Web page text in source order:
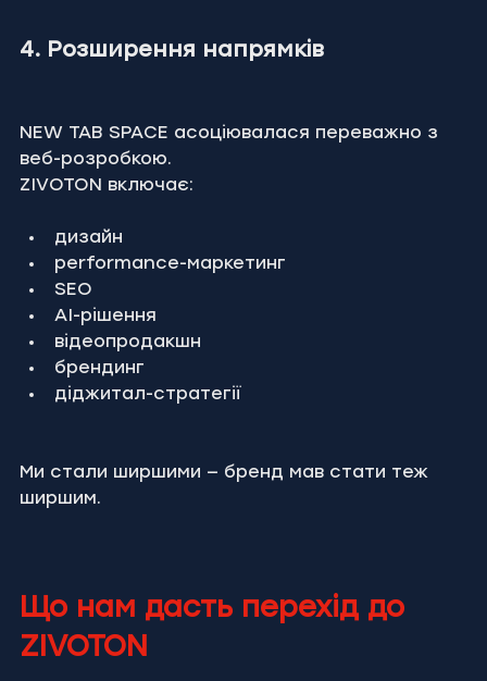
4. Розширення напрямків
NEW TAB SPACE асоціювалася переважно з
веб-розробкою.
ZIVOTON включає:
дизайн
performance-маркетинг
SEO
AI-рішення
відеопродакшн
брендинг
діджитал-стратегії
Ми стали ширшими — бренд мав стати теж
ширшим.
Що нам дасть перехід до
ZIVOTON